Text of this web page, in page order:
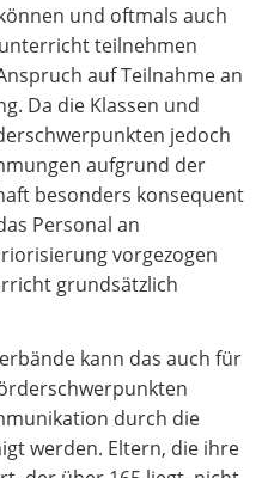
und oftmals auch
teilnehmen
auf Teilnahme an
Da die Klassen und
jedoch
aufgrund der
besonders konsequent
Personal an
vorgezogen
grundsätzlich
kann das auch für
durch die
werden. Eltern, die ihre